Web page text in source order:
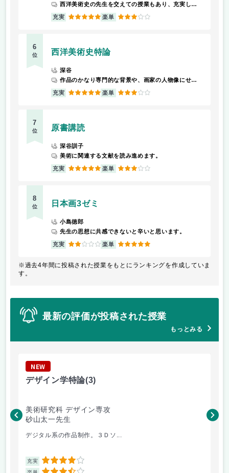
西洋美術史の先生を交えての授業もあり、充実した内容
充実 5 楽単 3
6
位 西洋美術史特論
深谷
作品のかなり専門的な背景や、画家の人物像にせまった内容もある。文献に基づいた推測をして頂けるので説得力があって聞き応えがある。授業毎の小レポートでは、思考させる質問課題が多く、新たな気づきや収穫が多い。
充実 5 楽単 3
7
位 原書講読
深谷訓子
美術に関連する文献を読み進めます。
充実 5 楽単 3
8
位 日本画3ゼミ
小島徳郎
先生の思想に共感できないと辛いと思います。
充実 2 楽単 5
※過去4年間に投稿された授業をもとにランキングを作成していま
す。
最新の評価が投稿された授業
もっとみる
NEW
デザイン学特論(3)
美術研究科 デザイン専攻
砂山太一先生
デジタル系の作品制作。３Ｄソ...
充実 4
竹